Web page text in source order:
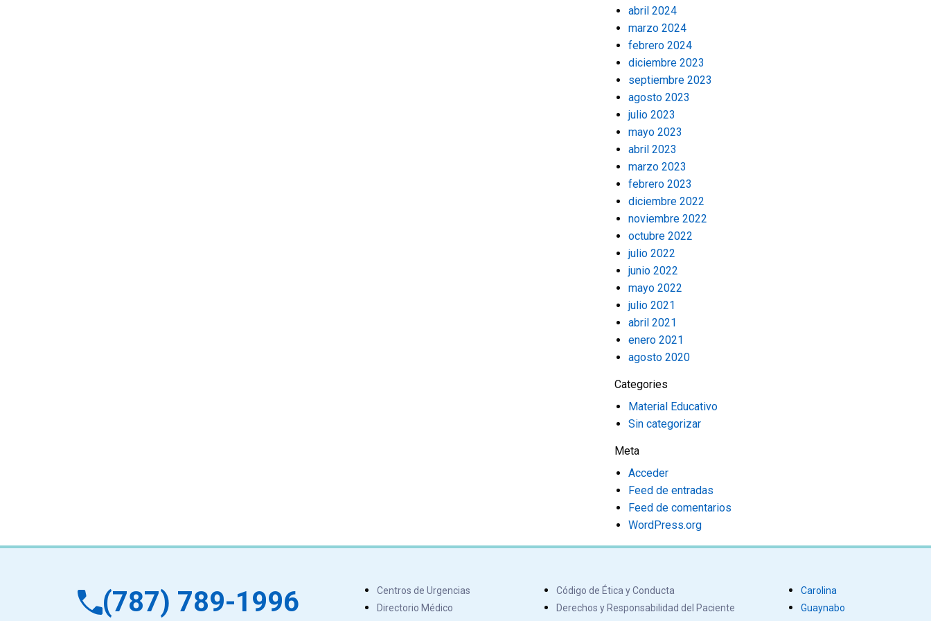
abril 2024
marzo 2024
febrero 2024
diciembre 2023
septiembre 2023
agosto 2023
julio 2023
mayo 2023
abril 2023
marzo 2023
febrero 2023
diciembre 2022
noviembre 2022
octubre 2022
julio 2022
junio 2022
mayo 2022
julio 2021
abril 2021
enero 2021
agosto 2020
Categories
Material Educativo
Sin categorizar
Meta
Acceder
Feed de entradas
Feed de comentarios
WordPress.org
(787) 789-1996
Centros de Urgencias
Directorio Médico
Código de Ética y Conducta
Derechos y Responsabilidad del Paciente
Carolina
Guaynabo